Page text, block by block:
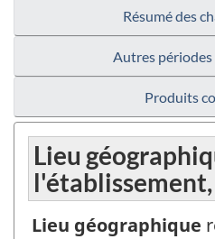
Résumé des
Autres périodes
Produits
Lieu
Lieu géographique